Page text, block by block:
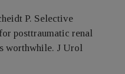
P. Selective
posttraumatic renal
worthwhile. J Urol